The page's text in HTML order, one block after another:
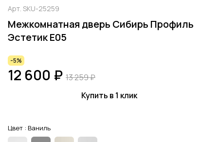
Арт. SKU-25259
Межкомнатная дверь Сибирь Профиль
Эстетик E05
-5%
12 600 ₽ 13 259 ₽
Купить в 1 клик
Цвет : Ваниль